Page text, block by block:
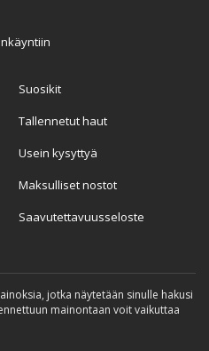
Suosikit
Tallennetut haut
Usein kysyttyä
Maksulliset nostot
Saavutettavuusseloste
jotka näytetään sinulle hakusi
mainontaan voit vaikuttaa